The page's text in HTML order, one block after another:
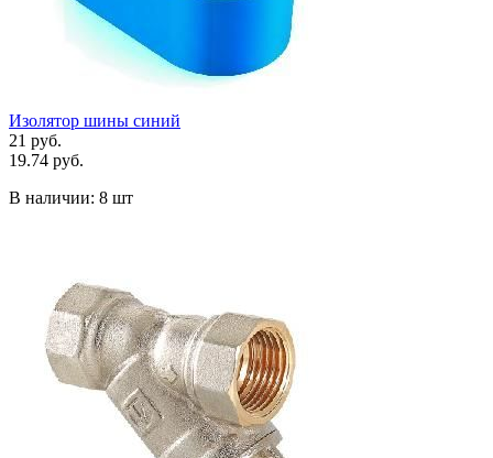
Изолятор шины синий
21 руб.
19.74 руб.
В наличии: 8 шт